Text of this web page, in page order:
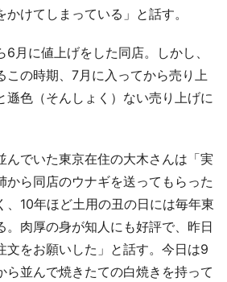
けてしまっている」と話す。
月に値上げをした同店。しかし、
この時期、7月に入ってから売り上
遜色（そんしょく）ない売り上げに
でいた東京在住の大木さんは「実
から同店のウナギを送ってもらった
、10年ほど土用の丑の日には毎年東
。肉厚の身が知人にも好評で、昨日
文をお願いした」と話す。今日は9
ら並んで焼きたての白焼きを持って